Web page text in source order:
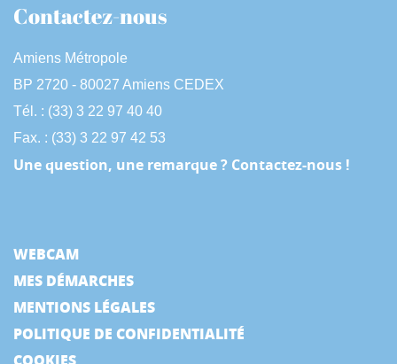
Contactez-nous
Amiens Métropole
BP 2720 - 80027 Amiens CEDEX
Tél. : (33) 3 22 97 40 40
Fax. : (33) 3 22 97 42 53
Une question, une remarque ? Contactez-nous !
WEBCAM
MES DÉMARCHES
MENTIONS LÉGALES
POLITIQUE DE CONFIDENTIALITÉ
COOKIES